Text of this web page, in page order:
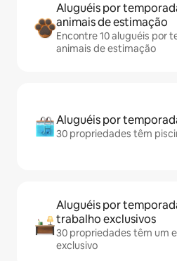
Aluguéis por
animais de estimação
Encontre 10 aluguéis por
animais de estimação
Aluguéis por
30 propriedades têm
Aluguéis por
trabalho exclusivos
30 propriedades têm um
exclusivo